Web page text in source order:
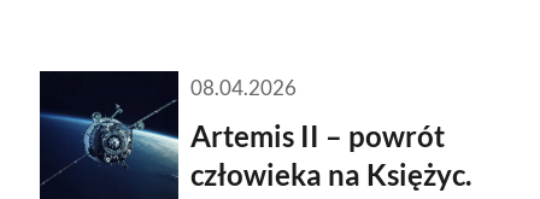
08.04.2026
Artemis II – powrót
człowieka na Księżyc.